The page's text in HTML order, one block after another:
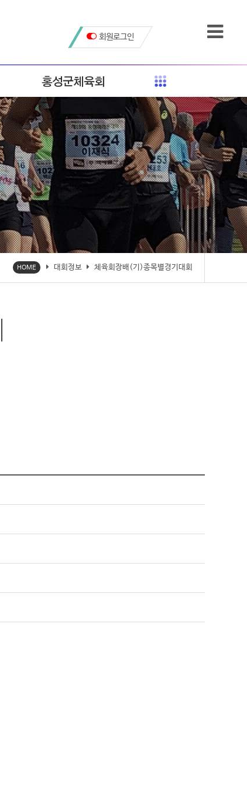
회원로그인
홍성군체육회
HOME 대회정보 체육회장배(기)종목별경기대회